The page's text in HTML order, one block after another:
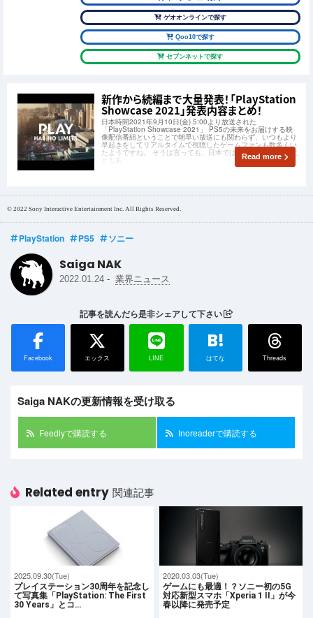
ゲオオンラインで探す
Qoo10で探す
セブンネットで探す
新作から続編まで大量発表！「PlayStation
Showcase 2021」発表内容まとめ！
日本時間2021年9月10日(金) 5:00より放送された
「PlayStation Showcase 2021」 PS5の未来をお届けする映
像配信番組ということで朝早い放送にも関わらず、いつもより
早起きをしてリアルタイムで視聴したゲームファンも数多くい
たようですね。 そうは言っても、日本では平日の早朝と言うこ
ともあ Read more
© 2022 Sony Interactive Entertainment Inc. All Rights Reserved.
PlayStation PS5 ソニー
Saiga NAK
2022.01.24 - 業界ニュース
記事を読んだら是非シェアして下さい
Facebook エックス LINE
B!
はてな Threads
Saiga NAKの更新情報を受け取る
Feedlyで購読する Inoreaderで購読する
Related entry 関連記事
2025.09.30(Tue)
プレイステーション30周年を記念し
て写真集「PlayStation: The First
30 Years」とコ…
2020.03.03(Tue)
ゲームにも最適！？ソニー初の5G
対応新型スマホ「Xperia 1 II」が今
春以降に発売予定